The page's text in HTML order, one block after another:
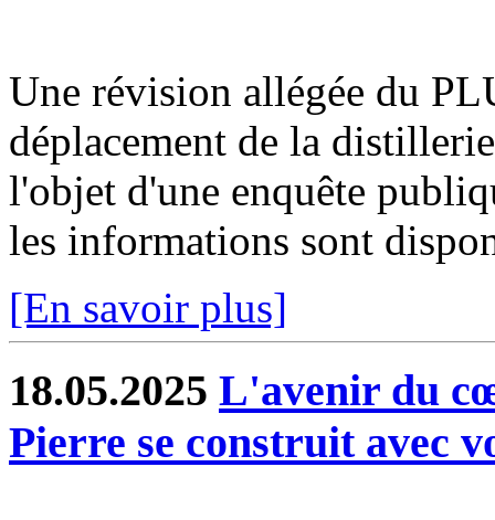
Une révision allégée du
déplacement de la
l'objet d'une enquête
les informations sont
[En savoir plus]
18.05.2025 L'avenir du
Pierre se construit avec